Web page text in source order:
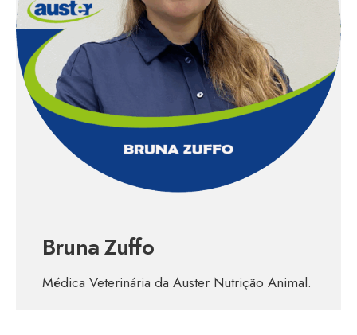
Bruna Zuffo
Médica Veterinária da Auster Nutrição Animal.